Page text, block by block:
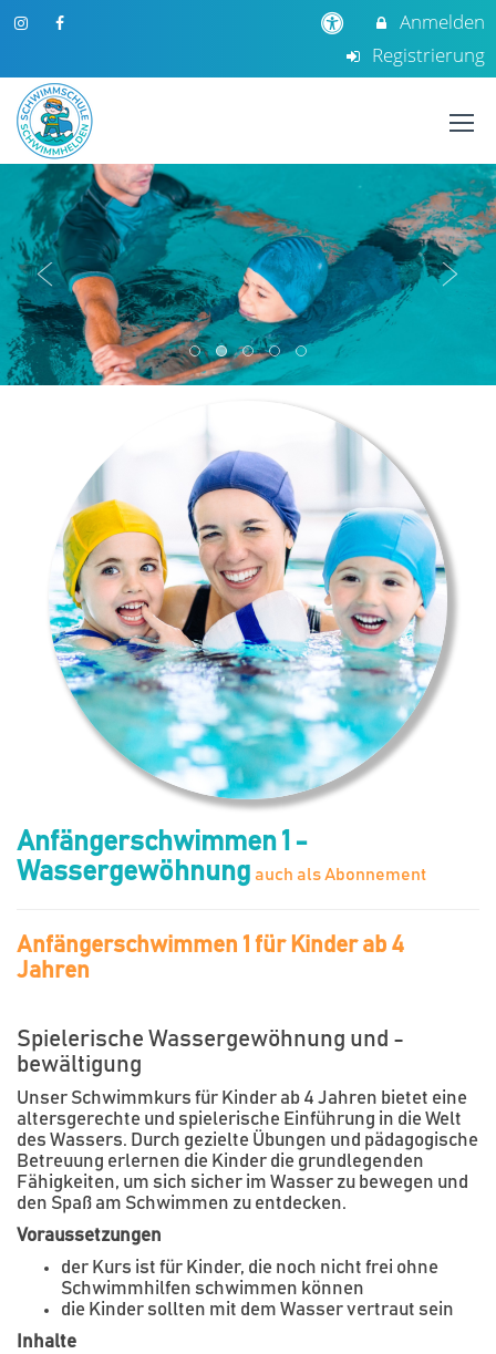
Anmelden
Registrierung
Anfängerschwimmen 1 -
Wassergewöhnung auch als Abonnement
Anfängerschwimmen 1 für Kinder ab 4
Jahren
Spielerische Wassergewöhnung und -
bewältigung
Unser Schwimmkurs für Kinder ab 4 Jahren bietet eine
altersgerechte und spielerische Einführung in die Welt
des Wassers. Durch gezielte Übungen und pädagogische
Betreuung erlernen die Kinder die grundlegenden
Fähigkeiten, um sich sicher im Wasser zu bewegen und
den Spaß am Schwimmen zu entdecken.
Voraussetzungen
der Kurs ist für Kinder, die noch nicht frei ohne
Schwimmhilfen schwimmen können
die Kinder sollten mit dem Wasser vertraut sein
Inhalte